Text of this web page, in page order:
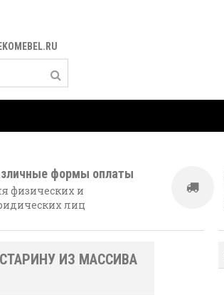
формы оплаты
физических и
лиц
ИЗ МАССИВА